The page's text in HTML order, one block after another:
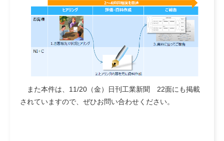
また本件は、 11/20（金）日刊工業新聞 22面にも掲載
されていますので、ぜひお問い合わせください。